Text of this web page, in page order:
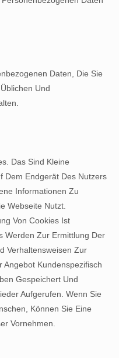
Daten, Die Sie
Und
Das Sind Kleine
Dem Endgerät Des Nutzers
Informationen Zu
Webseite Nutzt.
Von Cookies Ist
Werden Zur Ermittlung Der
Verhaltensweisen Zur
Angebot Kundenspezifisch
Gespeichert Und
Aufgerufen. Wenn Sie
Können Sie Eine
Vornehmen.